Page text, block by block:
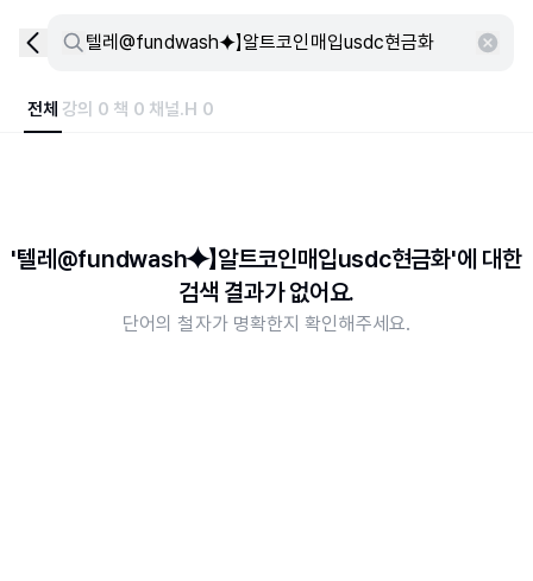
전체 강의 0 책 0 채널.H 0
'텔레@fundwash⯌】알트코인매입usdc현금화'에 대한
검색 결과가 없어요.
단어의 철자가 명확한지 확인해주세요.